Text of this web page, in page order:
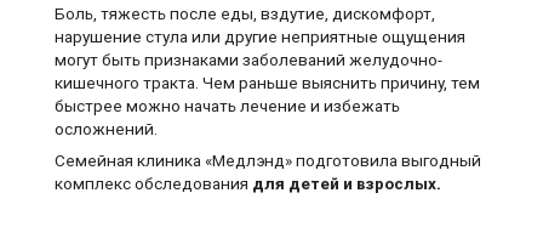
Боль, тяжесть после еды, вздутие, дискомфорт,
нарушение стула или другие неприятные ощущения
могут быть признаками заболеваний желудочно-
кишечного тракта. Чем раньше выяснить причину, тем
быстрее можно начать лечение и избежать
осложнений.
Семейная клиника «Медлэнд» подготовила выгодный
комплекс обследования для детей и взрослых.